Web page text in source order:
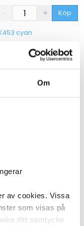
Om
av cookies. Vissa
som visas på
ditt samtycke
Köp
cyan
2200/2210 1710471-
Köp